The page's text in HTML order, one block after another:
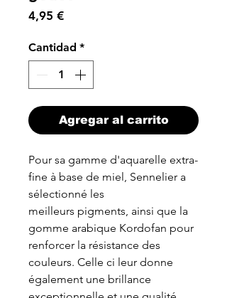
4,95 €Precio
Cantidad *
Agregar al carrito
Pour sa gamme d'aquarelle extra-
fine à base de miel, Sennelier a
sélectionné les
meilleurs pigments, ainsi que la
gomme arabique Kordofan pour
renforcer la résistance des
couleurs. Celle ci leur donne
également une brillance